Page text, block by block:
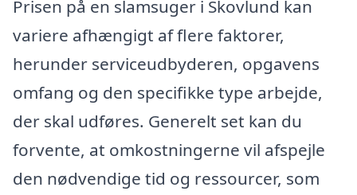
Prisen på en slamsuger i Skovlund kan
variere afhængigt af flere faktorer,
herunder serviceudbyderen, opgavens
omfang og den specifikke type arbejde,
der skal udføres. Generelt set kan du
forvente, at omkostningerne vil afspejle
den nødvendige tid og ressourcer, som